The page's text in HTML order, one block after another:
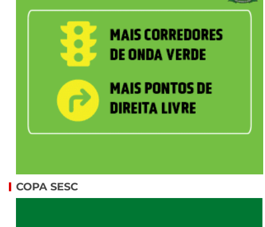
COPA SESC